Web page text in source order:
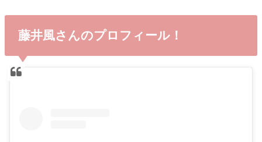
藤井風さんのプロフィール！